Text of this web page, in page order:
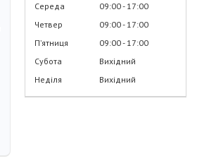
Середа
09:00 17:00
Четвер
09:00 17:00
Пʼятниця
09:00 17:00
Субота
Вихідний
Неділя
Вихідний